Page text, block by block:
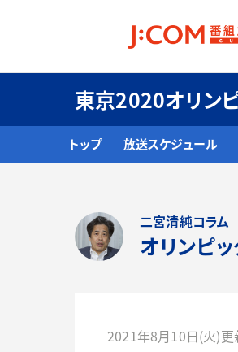
東京2020オリン
トップ 放送スケジュール
二宮清純コラム
オリンピ
2021年8月10日(火)更